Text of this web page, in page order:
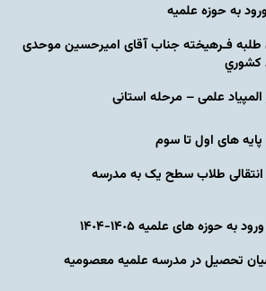
به حوزه علمیه
فـرهیخته جناب آقای امیرحسین موحدی
كشوري
علمی – مرحله استانی
های اول تا سوم
طلاب سطح یک به مدرسه
حوزه های علمیه ١۴٠۵-١۴٠۴
تحصیل در مدرسه علمیه معصومیه